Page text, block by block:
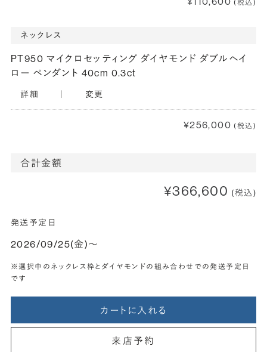
(税込)
ネックレス
PT950 マイクロセッティング ダイヤモンド ダブルヘイ
ロー ペンダント 40cm 0.3ct
詳細 変更
¥256,000 (税込)
合計金額
¥366,600 (税込)
発送予定日
2026/09/25(金)〜
※選択中のネックレス枠とダイヤモンドの組み合わせでの発送予定日
です
カートに入れる
来店予約